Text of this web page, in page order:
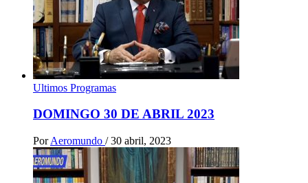
Ultimos Programas
DOMINGO 30 DE ABRIL 2023
Por Aeromundo / 30 abril, 2023